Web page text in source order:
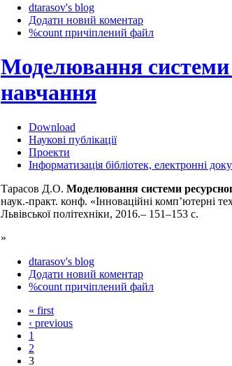
dtarasov's blog
Додати новий коментар
%count причіплений файл
Моделювання системи
навчання
Download
Наукові публікації
Проекти
Інформатизація бібліотек, електронні
Тарасов Д.О. Моделювання системи
наук.-практ. конф. «Інноваційні комп’ютерні
Львівської політехніки, 2016.– 151–153 с.
»
dtarasov's blog
Додати новий коментар
%count причіплений файл
« first
‹ previous
1
2
3